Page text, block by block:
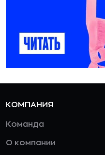
КОМПАНИЯ
Команда
О компании